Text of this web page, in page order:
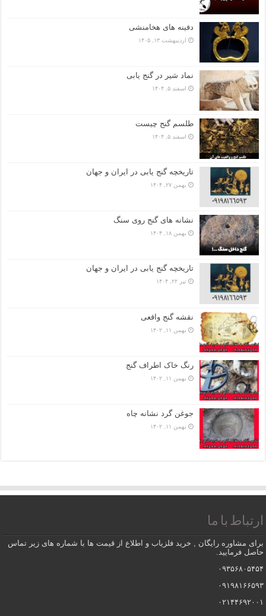
دفینه های هخامنشی
اردیبهشت ۱۳, ۱۴۰۵
نماد شیر در گنج یابی
اسفند ۵, ۱۴۰۴
طلسم گنج چیست
اسفند ۵, ۱۴۰۴
تاریخچه گنج‌ یابی در ایران و جهان
بهمن ۲۷, ۱۴۰۴
نشانه های گنج روی سنگ
بهمن ۱۸, ۱۴۰۴
تاریخچه گنج‌ یابی در ایران و جهان
تیر ۲۲, ۱۴۰۴
نقشه گنج واقعی
بهمن ۱۱, ۱۴۰۲
رنگ خاک اطراف گنج
بهمن ۱۱, ۱۴۰۲
جوغن گرد نشانه چاه
بهمن ۱۱, ۱۴۰۲
ارتباط با ما
برای مشاوره رایگان , خرید فلزیاب و اطلاع از قیمت ها با شماره های زیر تماس
حاصل فرمایید.
۰۹۳۵۶۸۰۵۴۵۴
۰۹۱۹۸۱۶۶۵۹۳
۰۲۱۴۴۶۹۲۰۰۱